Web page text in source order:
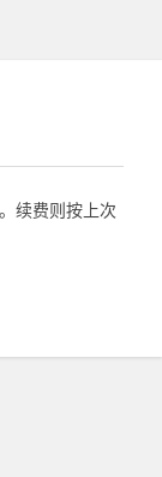
续费则按上次